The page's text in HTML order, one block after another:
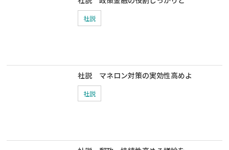
社説
社説 マネロン対策の実効性高めよ
社説